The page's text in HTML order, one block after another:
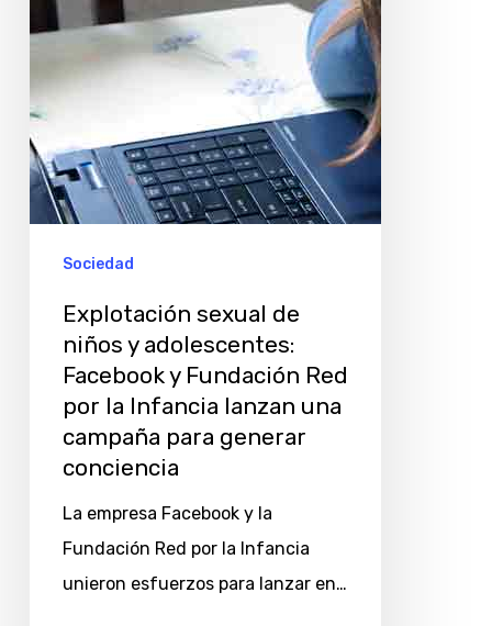
adolescentes:
y
Fundación
Red
por
Infancia
campaña
generar
conciencia
Sociedad
Explotación sexual de
niños y adolescentes:
Facebook y Fundación Red
por la Infancia lanzan una
campaña para generar
conciencia
La empresa Facebook y la
Fundación Red por la Infancia
unieron esfuerzos para lanzar en…